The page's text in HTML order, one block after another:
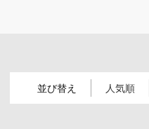
並び替え 人気順